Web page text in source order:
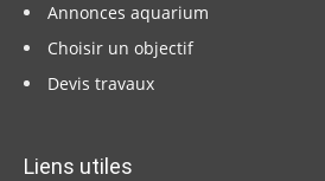
Annonces aquarium
Choisir un objectif
Devis travaux
Liens utiles